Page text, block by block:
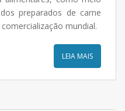
preparados de carne
mundial.
LEIA MAIS